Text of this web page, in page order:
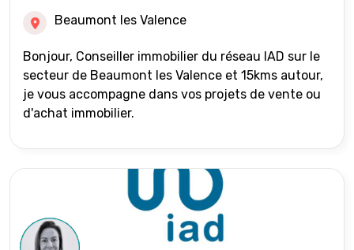
Beaumont les Valence
Bonjour, Conseiller immobilier du réseau IAD sur le
secteur de Beaumont les Valence et 15kms autour,
je vous accompagne dans vos projets de vente ou
d'achat immobilier.